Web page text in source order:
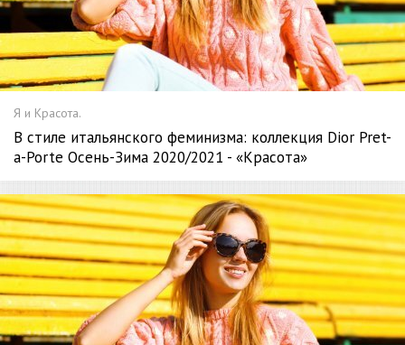
Я и Красота.
В стиле итальянского феминизма: коллекция Dior Pret-
a-Porte Осень-Зима 2020/2021 - «Красота»